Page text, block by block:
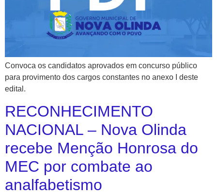
Convoca os candidatos aprovados em concurso público
para provimento dos cargos constantes no anexo I deste
edital.
RECONHECIMENTO
NACIONAL – Nova Olinda
recebe Menção Honrosa do
MEC por combate ao
analfabetismo